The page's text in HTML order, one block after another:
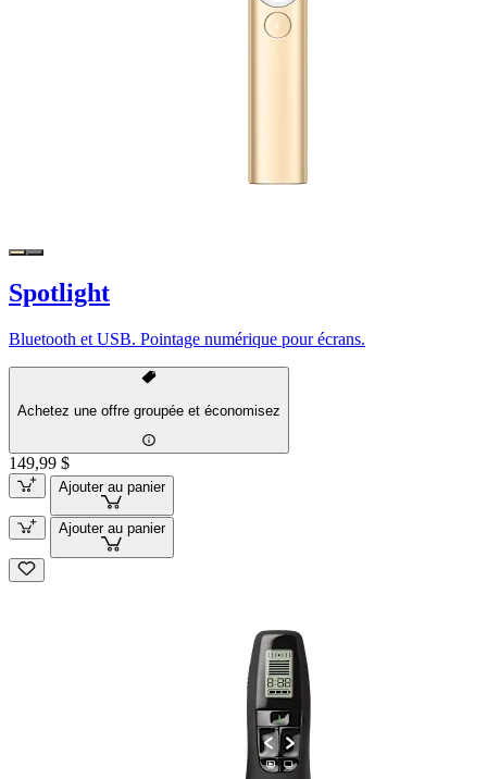
Spotlight
Bluetooth et USB. Pointage numérique pour écrans.
Achetez une offre groupée et économisez
149,99 $
Ajouter au panier
Ajouter au panier